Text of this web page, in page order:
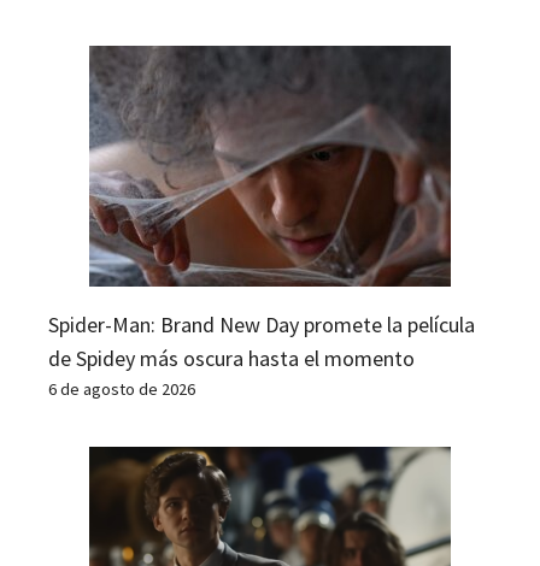
Spider-Man: Brand New Day promete la película
de Spidey más oscura hasta el momento
6 de agosto de 2026